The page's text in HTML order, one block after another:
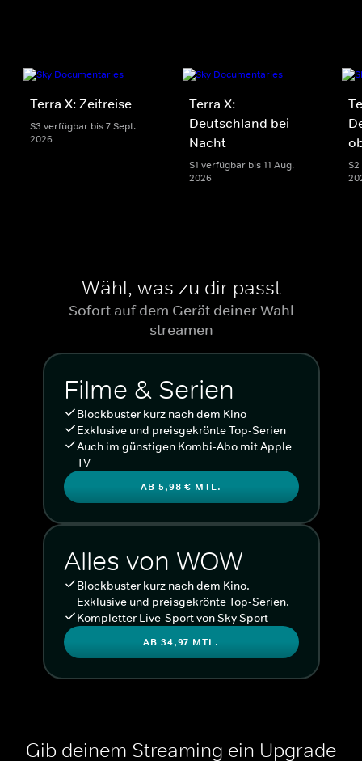
Terra X: Zeitreise
S3 verfügbar bis 7 Sept.
2026
Terra X:
Deutschland bei
Nacht
S1 verfügbar bis 11 Aug.
2026
Wähl, was zu dir passt
Sofort auf dem Gerät deiner Wahl
streamen
Filme & Serien
Blockbuster kurz nach dem Kino
Exklusive und preisgekrönte Top-Serien
Auch im günstigen Kombi-Abo mit Apple
TV
AB 5,98 € MTL.
Alles von WOW
Blockbuster kurz nach dem Kino.
Exklusive und preisgekrönte Top-Serien.
Kompletter Live-Sport von Sky Sport
AB 34,97 MTL.
Gib deinem Streaming ein Upgrade